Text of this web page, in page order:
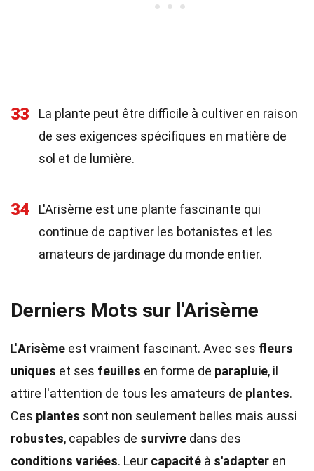
33
La plante peut être difficile à cultiver en raison
de ses exigences spécifiques en matière de
sol et de lumière.
34
L'Arisème est une plante fascinante qui
continue de captiver les botanistes et les
amateurs de jardinage du monde entier.
Derniers Mots sur l'Arisème
L'Arisème est vraiment fascinant. Avec ses fleurs
uniques et ses feuilles en forme de parapluie, il
attire l'attention de tous les amateurs de plantes.
Ces plantes sont non seulement belles mais aussi
robustes, capables de survivre dans des
conditions variées. Leur capacité à s'adapter en